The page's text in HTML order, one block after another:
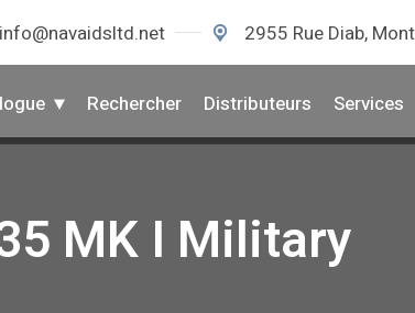
info@navaidsltd.net 2955 Rue Diab,
Rechercher Distributeurs Services
MK I Military